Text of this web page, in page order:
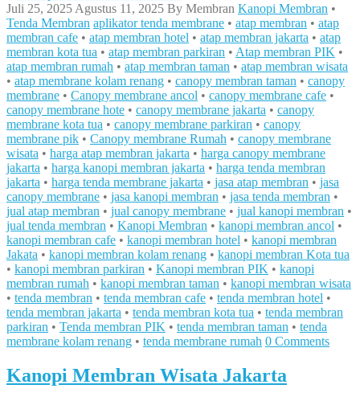
Juli 25, 2025 Agustus 11, 2025 By Membran Kanopi Membran •
Tenda Membran aplikator tenda membrane • atap membran • atap
membran cafe • atap membran hotel • atap membran jakarta • atap
membran kota tua • atap membran parkiran • Atap membran PIK •
atap membran rumah • atap membran taman • atap membran wisata
• atap membrane kolam renang • canopy membran taman • canopy
membrane • Canopy membrane ancol • canopy membrane cafe •
canopy membrane hote • canopy membrane jakarta • canopy
membrane kota tua • canopy membrane parkiran • canopy
membrane pik • Canopy membrane Rumah • canopy membrane
wisata • harga atap membran jakarta • harga canopy membrane
jakarta • harga kanopi membran jakarta • harga tenda membran
jakarta • harga tenda membrane jakarta • jasa atap membran • jasa
canopy membrane • jasa kanopi membran • jasa tenda membran •
jual atap membran • jual canopy membrane • jual kanopi membran •
jual tenda membran • Kanopi Membran • kanopi membran ancol •
kanopi membran cafe • kanopi membran hotel • kanopi membran
Jakata • kanopi membran kolam renang • kanopi membran Kota tua
• kanopi membran parkiran • Kanopi membran PIK • kanopi
membran rumah • kanopi membran taman • kanopi membran wisata
• tenda membran • tenda membran cafe • tenda membran hotel •
tenda membran jakarta • tenda membran kota tua • tenda membran
parkiran • Tenda membran PIK • tenda membran taman • tenda
membrane kolam renang • tenda membrane rumah 0 Comments
Kanopi Membran Wisata Jakarta